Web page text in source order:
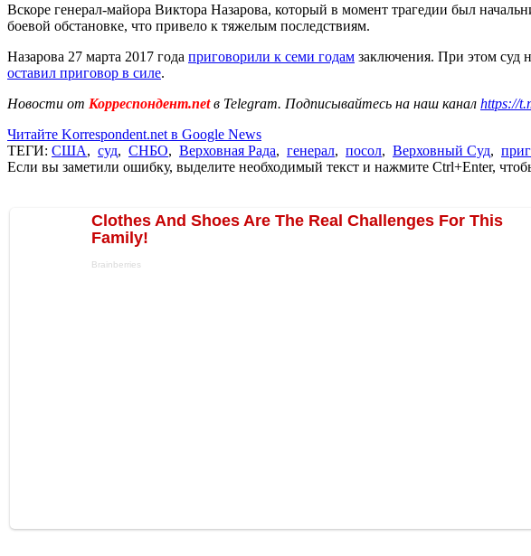
Вскоре генерал-майора Виктора Назарова, который в момент трагедии был
боевой обстановке, что привело к тяжелым последствиям.
Назарова 27 марта 2017 года приговорили к семи годам заключения. При этом суд
оставил приговор в силе.
Новости от Корреспондент.netв Telegram. Подписывайтесь на наш канал https://
Читайте Korrespondent.net в Google News
ТЕГИ: США, суд, СНБО, Верховная Рада, генерал, посол, Верховный Суд,
Если вы заметили ошибку, выделите необходимый текст и нажмите Ctrl+Enter,